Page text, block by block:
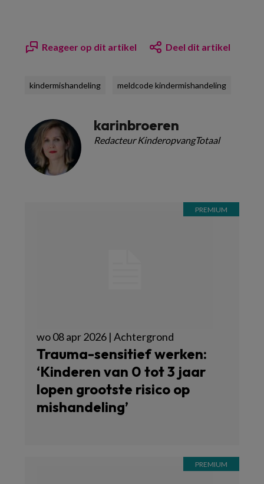
Reageer op dit artikel Deel dit artikel
kindermishandeling meldcode kindermishandeling
karinbroeren
Redacteur KinderopvangTotaal
wo 08 apr 2026 | Achtergrond
Trauma-sensitief werken:
‘Kinderen van 0 tot 3 jaar
lopen grootste risico op
mishandeling’